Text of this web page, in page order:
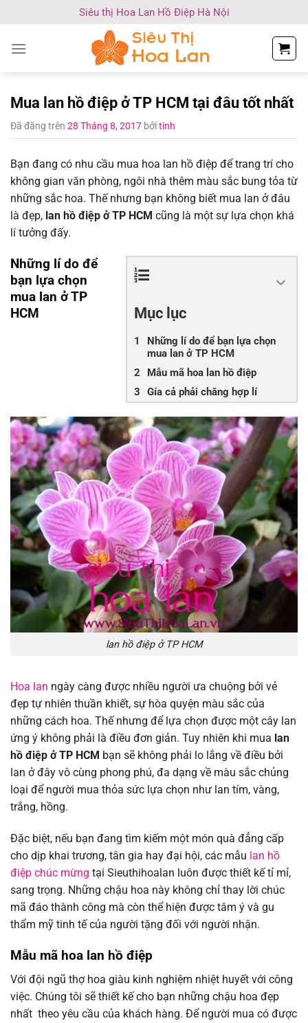
nội
Siêu thị Hoa Lan Hồ Điệp Hà Nội
Mua lan hồ điệp ở TP HCM tại đâu tốt nhất
Đã đăng trên 28 Tháng 8, 2017 bởitinh
Bạn đang có nhu cầu mua hoa lan hồ điệp để trang trí cho
không gian văn phòng, ngôi nhà thêm màu sắc bung tỏa từ
những sắc hoa. Thế nhưng bạn không biết mua lan ở đâu
là đẹp, lan hồ điệp ở TP HCM cũng là một sự lựa chọn khá
lí tưởng đấy.
Mục lục
Những lí do để bạn lựa chọn
mua lan ở TP HCM
Mẫu mã hoa lan hồ điệp
Gía cả phải chăng hợp lí
Những lí do để
bạn lựa chọn
mua lan ở TP
HCM
lan hồ điệp ở TP HCM
Hoa lan ngày càng được nhiều người ưa chuộng bởi vẻ
đẹp tự nhiên thuần khiết, sự hòa quyện màu sắc của
những cách hoa. Thế nhưng để lựa chọn được một cây lan
ứng ý không phải là điều đơn giản. Tuy nhiên khi mua lan
hồ điệp ở TP HCM bạn sẽ không phải lo lắng về điều bởi
lan ở đây vô cùng phong phú, đa dạng về màu sắc chủng
loại để người mua thỏa sức lựa chọn như lan tím, vàng,
trắng, hồng.
Đặc biệt, nếu bạn đang tìm kiếm một món quà đẳng cấp
cho dịp khai trương, tân gia hay đại hội, các mẫu lan hồ
điệp chúc mừng tại Sieuthihoalan luôn được thiết kế tỉ mỉ,
sang trọng. Những chậu hoa này không chỉ thay lời chúc
mã đáo thành công mà còn thể hiện được tâm ý và gu
thẩm mỹ tinh tế của người tặng đối với người nhận.
Mẫu mã hoa lan hồ điệp
Với đội ngũ thợ hoa giàu kinh nghiệm nhiệt huyết với công
việc. Chúng tôi sẽ thiết kế cho bạn những chậu hoa đẹp
nhất theo yêu cầu của khách hàng. Để người mua có được